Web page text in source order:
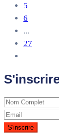
5
6
...
27